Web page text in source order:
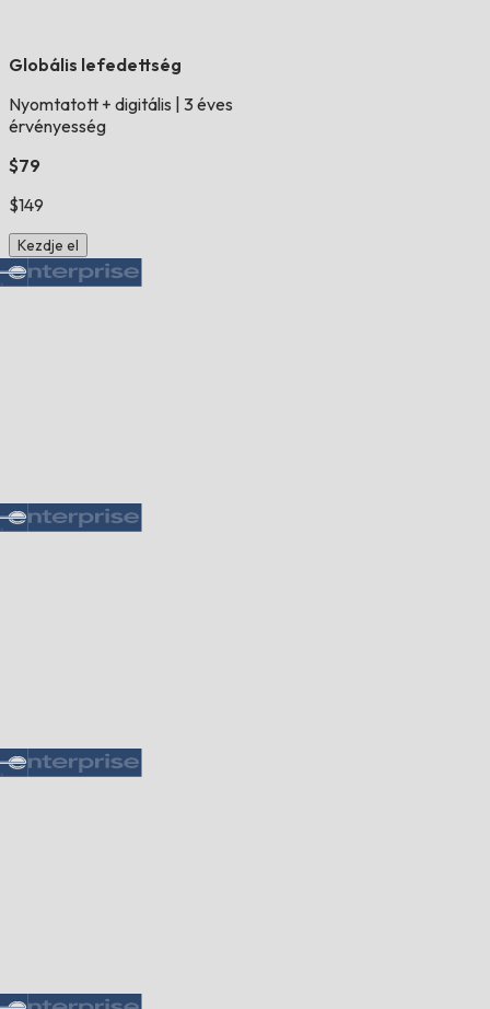
Globális lefedettség
Nyomtatott + digitális 3 éves
érvényesség
$79
$149
Kezdje el